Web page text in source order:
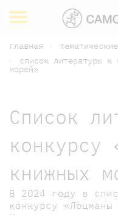
главная
список литературы к
морей»
Список
конкурсу
книжных
В 2024 году в
конкурсу